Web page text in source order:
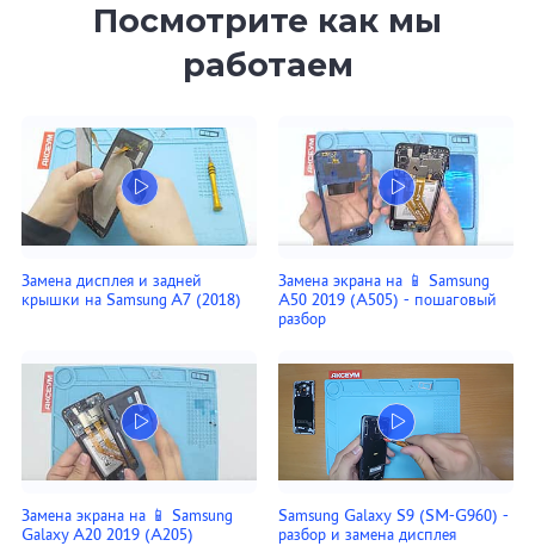
Посмотрите как мы
работаем
Замена дисплея и задней
крышки на Samsung A7 (2018)
Замена экрана на 📱 Samsung
A50 2019 (A505) - пошаговый
разбор
Замена экрана на 📱 Samsung
Galaxy A20 2019 (A205)
Samsung Galaxy S9 (SM-G960) -
разбор и замена дисплея